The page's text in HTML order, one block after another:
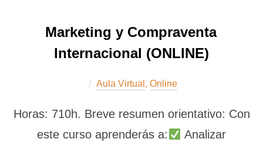
Marketing y Compraventa
Internacional (ONLINE)
Aula Virtual , Online
Horas: 710h. Breve resumen orientativo: Con
este curso aprenderás a:
Analizar